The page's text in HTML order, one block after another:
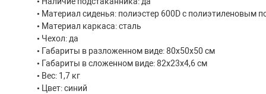
• Материал сиденья: полиэстер 600D с полиэтиленовым
• Материал каркаса: сталь
• Чехол: да
• Габариты в разложенном виде: 80х50х50 см
• Габариты в сложенном виде: 82х23х4,6 см
• Вес: 1,7 кг
• Цвет: синий